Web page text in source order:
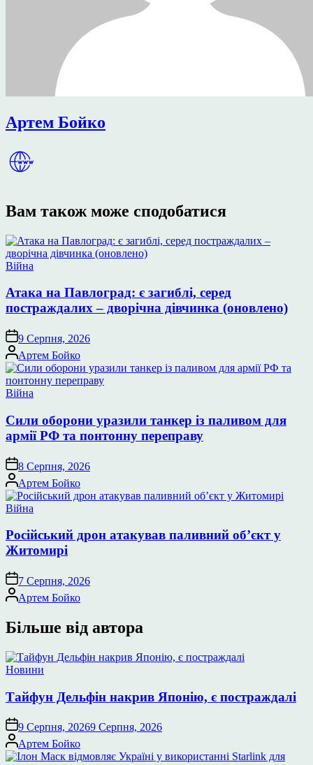
Артем Бойко
Вам також може сподобатися
Опублікувати
Війна
Атака на Павлоград: є загиблі, серед
постраждалих – дворічна дівчинка (оновлено)
9 Серпня, 2026
Опубліковано
Артем Бойко
Опублікувати
Війна
Сили оборони уразили танкер із паливом для
армії РФ та понтонну переправу
8 Серпня, 2026
Опубліковано
Артем Бойко
Опублікувати
Війна
Російський дрон атакував паливний об’єкт у
Житомирі
7 Серпня, 2026
Опубліковано
Артем Бойко
Більше від автора
Опублікувати
Новини
Тайфун Дельфін накрив Японію, є постраждалі
9 Серпня, 20269 Серпня, 2026
Опубліковано
Артем Бойко